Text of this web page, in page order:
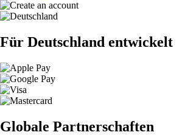
Für Deutschland entwickelt
Globale Partnerschaften